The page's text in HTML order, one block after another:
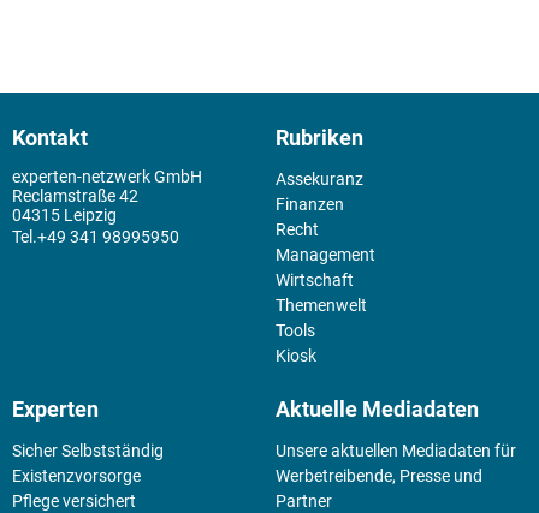
Kontakt
experten-netzwerk GmbH
Reclamstraße 42
04315 Leipzig
+49 341 98995950
Rubriken
Assekuranz
Finanzen
Recht
Management
Wirtschaft
Themenwelt
Tools
Kiosk
Experten
Sicher Selbstständig
Existenz­vorsorge
Pflege versichert
Aktuelle Mediadaten
Unsere aktuellen Mediadaten für
Werbetreibende, Presse und
Partner